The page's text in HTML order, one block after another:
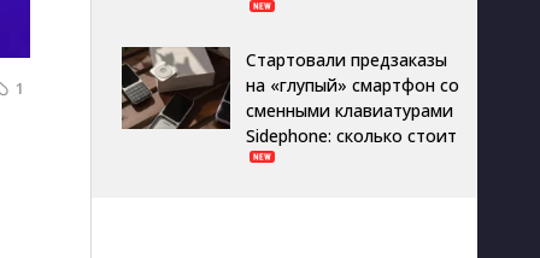
1
Стартовали предзаказы
на «глупый» смартфон со
сменными клавиатурами
Sidephone: сколько стоит